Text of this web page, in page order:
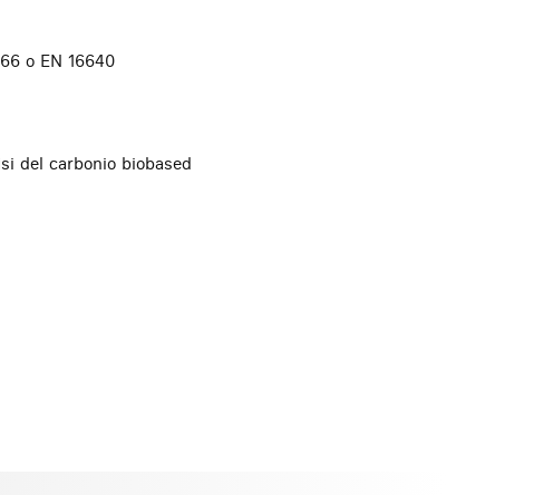
o EN 16640
del carbonio biobased